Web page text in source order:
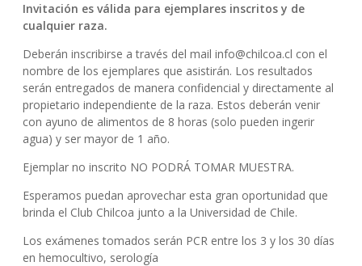
Invitación es válida para ejemplares inscritos y de
cualquier raza.
Deberán inscribirse a través del mail info@chilcoa.cl con el
nombre de los ejemplares que asistirán. Los resultados
serán entregados de manera confidencial y directamente al
propietario independiente de la raza. Estos deberán venir
con ayuno de alimentos de 8 horas (solo pueden ingerir
agua) y ser mayor de 1 año.
Ejemplar no inscrito NO PODRÁ TOMAR MUESTRA.
Esperamos puedan aprovechar esta gran oportunidad que
brinda el Club Chilcoa junto a la Universidad de Chile.
Los exámenes tomados serán PCR entre los 3 y los 30 días
en hemocultivo, serología